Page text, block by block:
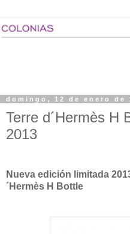
domingo, 12 de enero de
Terre d´Hermès H
2013
Nueva edición limitada
´Hermès H Bottle